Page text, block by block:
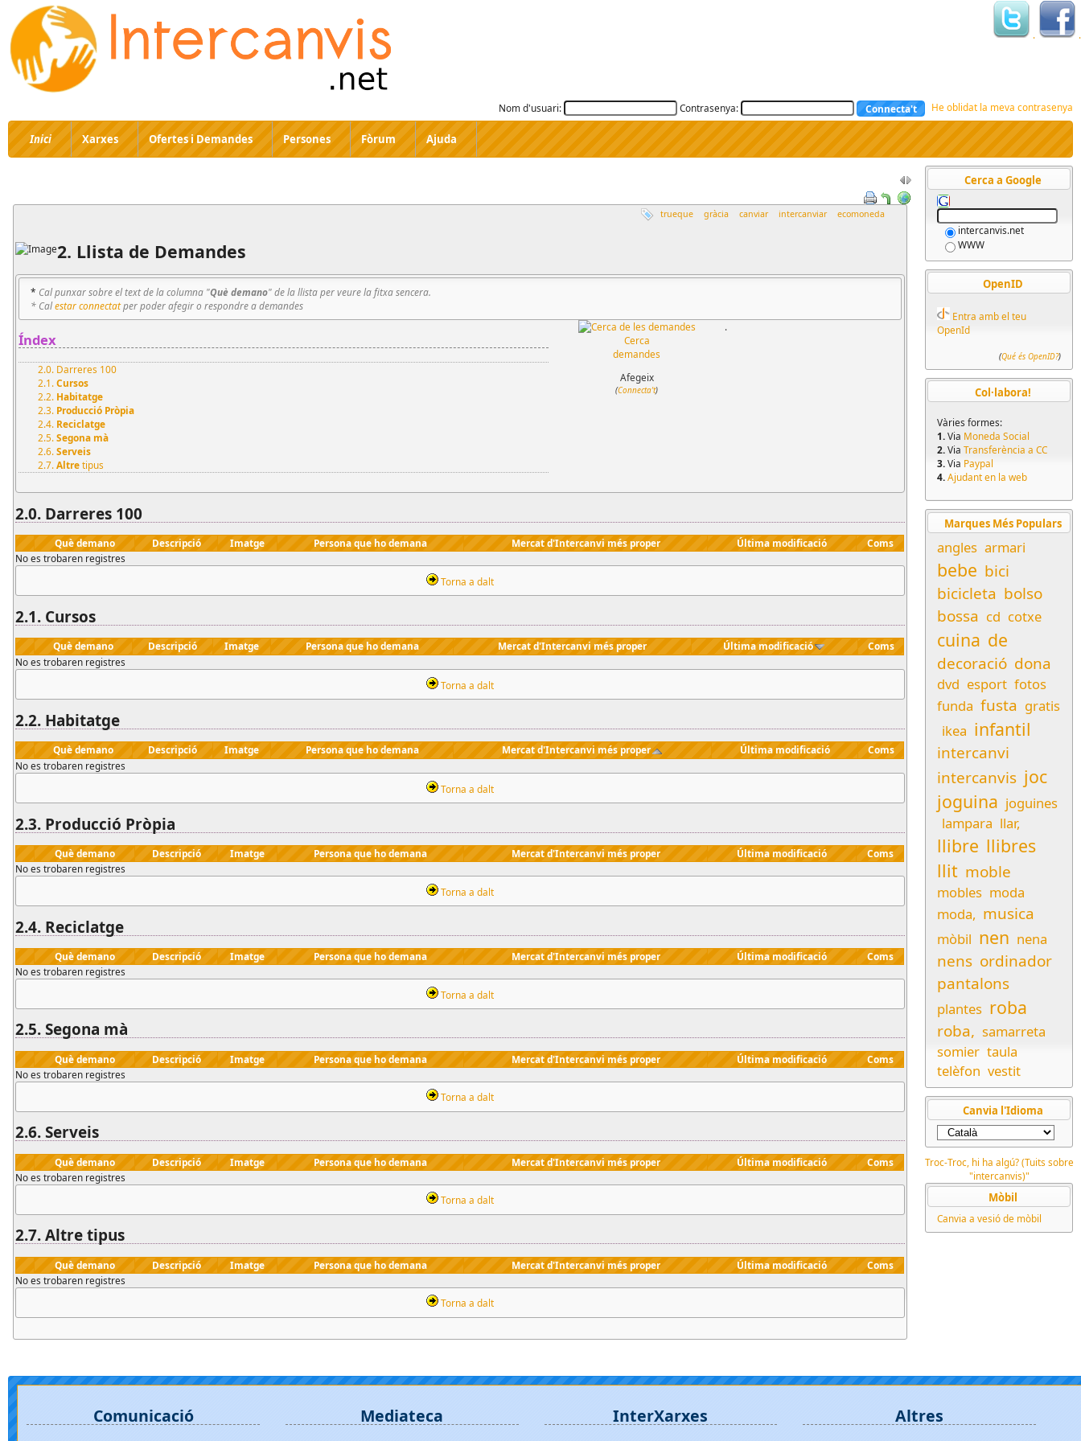
. .
Nom d'usuari: Contrasenya: He oblidat la meva contrasenya
Inici Xarxes Ofertes i Demandes Persones Fòrum Ajuda
trueque gràcia canviar intercanviar ecomoneda
2. Llista de Demandes
* Cal punxar sobre el text de la columna "Què demano" de la llista per veure la fitxa sencera.
* Calestar connectatper poder afegir o respondre a demandes
Índex
2.0. Darreres 100
2.1.Cursos
2.2. Habitatge
2.3. Producció Pròpia
2.4. Reciclatge
2.5.Segona mà
2.6.Serveis
2.7.Altretipus
Cerca
demandes
Afegeix
(Connecta't)
.
2.0. Darreres 100
Què demano Descripció Imatge Persona que ho demana Mercat d'Intercanvi més proper Última modificació
Coms
No es trobaren registres
Torna a dalt
2.1. Cursos
Què demano Descripció Imatge Persona que ho demana Mercat d'Intercanvi més proper Última modificació
Coms
No es trobaren registres
Torna a dalt
2.2. Habitatge
Què demano Descripció Imatge Persona que ho demana Mercat d'Intercanvi més proper Última modificació
Coms
No es trobaren registres
Torna a dalt
2.3. Producció Pròpia
Què demano Descripció Imatge Persona que ho demana Mercat d'Intercanvi més proper Última modificació
Coms
No es trobaren registres
Torna a dalt
2.4. Reciclatge
Què demano Descripció Imatge Persona que ho demana Mercat d'Intercanvi més proper Última modificació
Coms
No es trobaren registres
Torna a dalt
2.5.Segona mà
Què demano Descripció Imatge Persona que ho demana Mercat d'Intercanvi més proper Última modificació
Coms
No es trobaren registres
Torna a dalt
2.6.Serveis
Què demano Descripció Imatge Persona que ho demana Mercat d'Intercanvi més proper Última modificació
Coms
No es trobaren registres
Torna a dalt
2.7.Altretipus
Què demano Descripció Imatge Persona que ho demana Mercat d'Intercanvi més proper Última modificació
Coms
No es trobaren registres
Torna a dalt
Cerca a Google
intercanvis.net
WWW
OpenID
Entra amb el teu
OpenId
(Qué és OpenID?)
Col·labora!
Vàries formes:
1.Via Moneda Social
2.ViaTransferència a CC
3.Via Paypal
4.Ajudant en la web
Marques Més Populars
angles armari
bebe bici
bicicleta bolso
bossa cd cotxe
cuina de
decoració dona
dvd esport fotos
funda fusta gratis
ikea infantil
intercanvi
intercanvis joc
joguina joguines
lampara llar,
llibre llibres
llit moble
mobles moda
moda, musica
mòbil nen nena
nens ordinador
pantalons
plantes roba
roba, samarreta
somier taula
telèfon vestit
Canvia l'Idioma
Troc-Troc, hi ha algú? (Tuits sobre
"intercanvis)"
Mòbil
Canvia a vesió de mòbil
Comunicació Mediateca InterXarxes Altres